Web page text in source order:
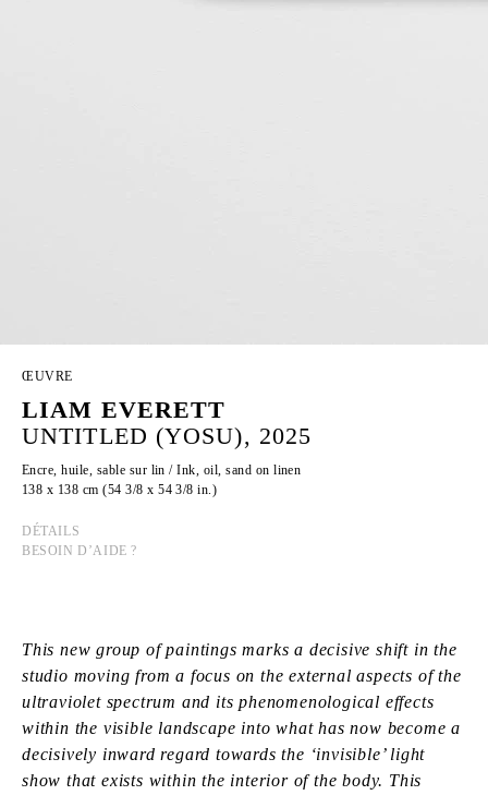
ŒUVRE
LIAM EVERETT
UNTITLED (YOSU), 2025
Encre, huile, sable sur lin / Ink, oil, sand on linen
138 x 138 cm (54 3/8 x 54 3/8 in.)
DÉTAILS
BESOIN D’AIDE ?
This new group of paintings marks a decisive shift in the
studio moving from a focus on the external aspects of the
ultraviolet spectrum and its phenomenological effects
within the visible landscape into what has now become a
decisively inward regard towards the ‘invisible’ light
show that exists within the interior of the body. This